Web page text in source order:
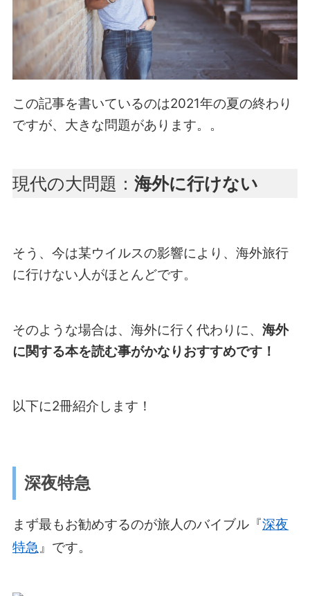
この記事を書いているのは2021年の夏の終わり
ですが、大きな問題があります。。
現代の大問題： 海外に行けない
そう、今は某ウイルスの影響により、海外旅行
に行けない人がほとんどです。
そのような場合は、海外に行く代わりに、 海外
に関する本を読む事がかなりおすすめです！
以下に2冊紹介します！
深夜特急
まず最もお勧めするのが旅人のバイブル『深夜
特急』です。